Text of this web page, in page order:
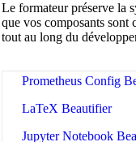
GitHub Actions
Prometheus Config
LaTeX Beautifier
Jupyter Notebook
Le formateur préserve la
que vos composants sont
tout au long du